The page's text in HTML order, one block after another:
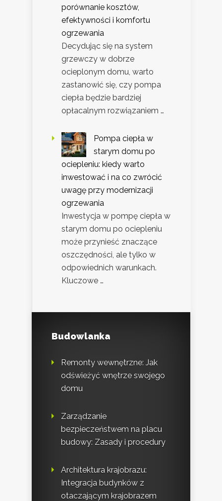
porównanie kosztów,
efektywności i komfortu
ogrzewania
Decydując się na system
grzewczy w dobrze
ocieplonym domu, warto
zastanowić się, czy pompa
ciepła będzie bardziej
opłacalnym rozwiązaniem …
Pompa ciepła w
starym domu po
ociepleniu: kiedy warto
inwestować i na co zwrócić
uwagę przy modernizacji
ogrzewania
Inwestycja w pompę ciepła w
starym domu po ociepleniu
może przynieść znaczące
oszczędności, ale tylko w
odpowiednich warunkach.
Kluczowe …
Budowlanka
Remonty wewnętrzne: Jak
odświeżyć wnętrze swojego
domu
Zarządzanie
bezpieczeństwem na placu
budowy: Zasady i procedury
Architektura krajobrazu:
Integracja budynków z
otaczającym krajobrazem